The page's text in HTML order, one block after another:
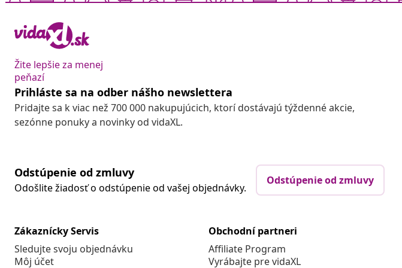
Žite lepšie za menej
peňazí
Prihláste sa na odber nášho newslettera
Pridajte sa k viac než 700 000 nakupujúcich, ktorí dostávajú týždenné akcie,
sezónne ponuky a novinky od vidaXL.
Odstúpenie od zmluvy
Odošlite žiadosť o odstúpenie od vašej objednávky.
Odstúpenie od zmluvy
Zákaznícky Servis
Sledujte svoju objednávku
Môj účet
Obchodní partneri
Affiliate Program
Vyrábajte pre vidaXL